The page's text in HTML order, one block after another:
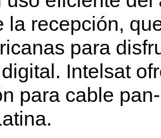
la recepción,
para
Intelsat
para cable